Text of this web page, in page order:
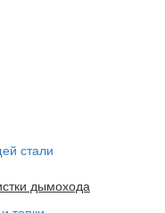
стали
дымохода